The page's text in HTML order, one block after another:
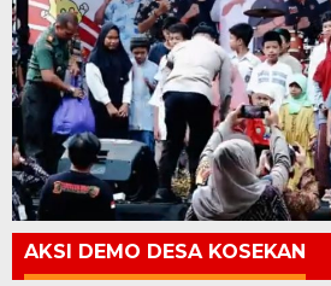
AKSI DEMO DESA KOSEKAN